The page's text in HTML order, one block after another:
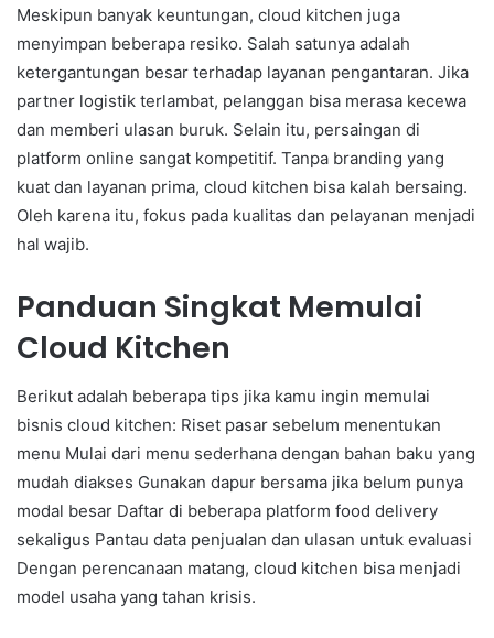
Meskipun banyak keuntungan, cloud kitchen juga
menyimpan beberapa resiko. Salah satunya adalah
ketergantungan besar terhadap layanan pengantaran. Jika
partner logistik terlambat, pelanggan bisa merasa kecewa
dan memberi ulasan buruk. Selain itu, persaingan di
platform online sangat kompetitif. Tanpa branding yang
kuat dan layanan prima, cloud kitchen bisa kalah bersaing.
Oleh karena itu, fokus pada kualitas dan pelayanan menjadi
hal wajib.
Panduan Singkat Memulai
Cloud Kitchen
Berikut adalah beberapa tips jika kamu ingin memulai
bisnis cloud kitchen: Riset pasar sebelum menentukan
menu Mulai dari menu sederhana dengan bahan baku yang
mudah diakses Gunakan dapur bersama jika belum punya
modal besar Daftar di beberapa platform food delivery
sekaligus Pantau data penjualan dan ulasan untuk evaluasi
Dengan perencanaan matang, cloud kitchen bisa menjadi
model usaha yang tahan krisis.